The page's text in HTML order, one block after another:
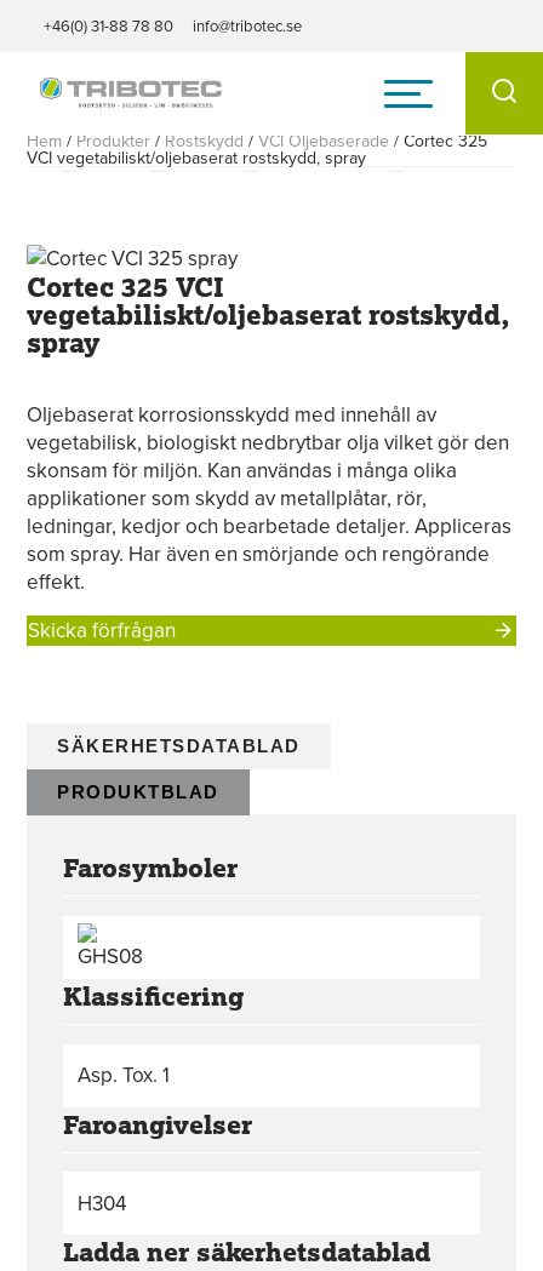
+46(0) 31-88 78 80 info@tribotec.se
Hem / Produkter / Rostskydd /VCI Oljebaserade /Cortec 325
VCI vegetabiliskt/oljebaserat rostskydd, spray
Cortec 325 VCI
vegetabiliskt/oljebaserat rostskydd,
spray
Oljebaserat korrosionsskydd med innehåll av
vegetabilisk, biologiskt nedbrytbar olja vilket gör den
skonsam för miljön. Kan användas i många olika
applikationer som skydd av metallplåtar, rör,
ledningar, kedjor och bearbetade detaljer. Appliceras
som spray. Har även en smörjande och rengörande
effekt.
Skicka förfrågan
SÄKERHETSDATABLAD
PRODUKTBLAD
Farosymboler
Klassificering
Asp. Tox. 1
Faroangivelser
H304
Ladda ner säkerhetsdatablad